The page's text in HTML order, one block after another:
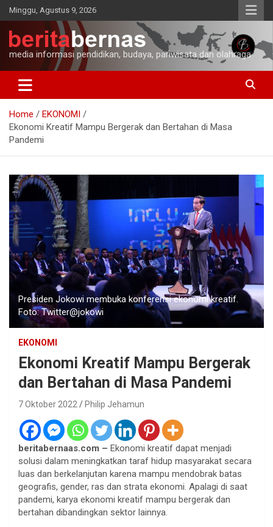
Skip
to
content
Minggu, Agustus 9, 2026
media informasi pendidikan, budaya, pariwisata dan olahraga
Home
EKONOMI
Ekonomi Kreatif Mampu Bergerak dan Bertahan di Masa
Pandemi
Presiden Jokowi membuka konferensi ekonomi kreatif.
Foto: Twitter@jokowi
EKONOMI
Ekonomi Kreatif Mampu Bergerak
dan Bertahan di Masa Pandemi
7 Oktober 2022 Philip Jehamun
beritabernaas.com – Ekonomi kreatif dapat menjadi
solusi dalam meningkatkan taraf hidup masyarakat secara
luas dan berkelanjutan karena mampu mendobrak batas
geografis, gender, ras dan strata ekonomi. Apalagi di saat
pandemi, karya ekonomi kreatif mampu bergerak dan
bertahan dibandingkan sektor lainnya.